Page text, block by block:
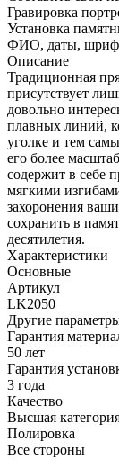
Гравировка
Установка
ФИО, даты,
Описание
Традиционная
присутствует
довольно
плавных линий,
уголке и тем
его более
содержит в себе
мягкими
захоронения
сохранить в
десятилетия.
Характеристики
Основные
Артикул
LK2050
Другие
Гарантия
50 лет
Гарантия
3 года
Качество
Высшая
Полировка
Все стороны